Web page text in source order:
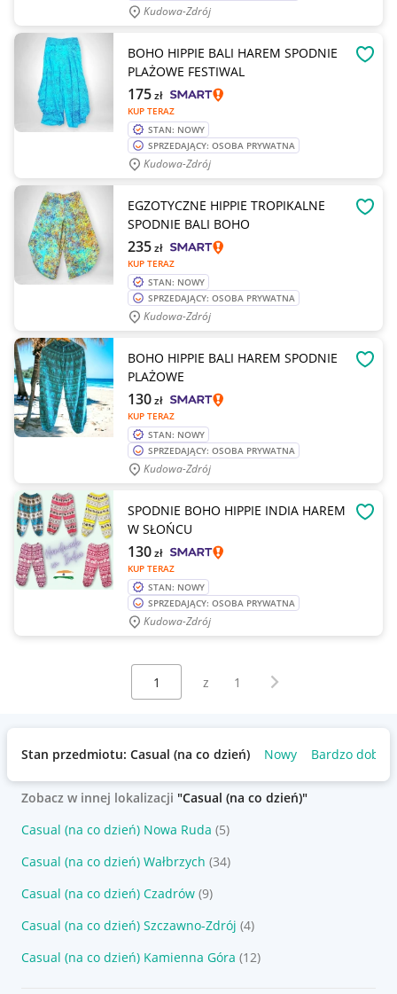
Kudowa-Zdrój
BOHO HIPPIE BALI HAREM SPODNIE
PLAŻOWE FESTIWAL
KUP TERAZ
175zł
STAN: NOWY
SPRZEDAJĄCY: OSOBA PRYWATNA
Kudowa-Zdrój
EGZOTYCZNE HIPPIE TROPIKALNE
SPODNIE BALI BOHO
KUP TERAZ
235zł
STAN: NOWY
SPRZEDAJĄCY: OSOBA PRYWATNA
Kudowa-Zdrój
BOHO HIPPIE BALI HAREM SPODNIE
PLAŻOWE
KUP TERAZ
130zł
STAN: NOWY
SPRZEDAJĄCY: OSOBA PRYWATNA
Kudowa-Zdrój
SPODNIE BOHO HIPPIE INDIA HAREM
W SŁOŃCU
KUP TERAZ
130zł
STAN: NOWY
SPRZEDAJĄCY: OSOBA PRYWATNA
Kudowa-Zdrój
Wybierz stronę:
z 1 Następna strona
Stan przedmiotu: Casual (na co dzień) Nowy Bardzo dobry
Zobacz w innej lokalizacji "Casual (na co dzień)"
Casual (na co dzień) Nowa Ruda (5)
Casual (na co dzień) Wałbrzych (34)
Casual (na co dzień) Czadrów (9)
Casual (na co dzień) Szczawno-Zdrój (4)
Casual (na co dzień) Kamienna Góra (12)